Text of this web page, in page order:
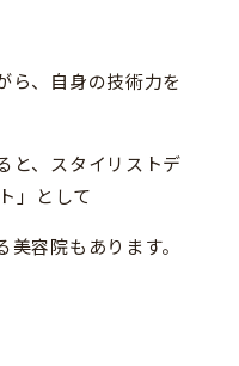
ら、自身の技術力を
と、スタイリストデ
」として
容院もあります。